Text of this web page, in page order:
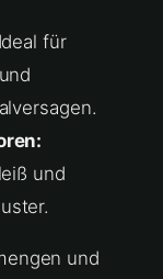
Ideal für
und
und